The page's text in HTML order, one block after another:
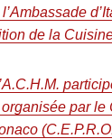
de la
par le